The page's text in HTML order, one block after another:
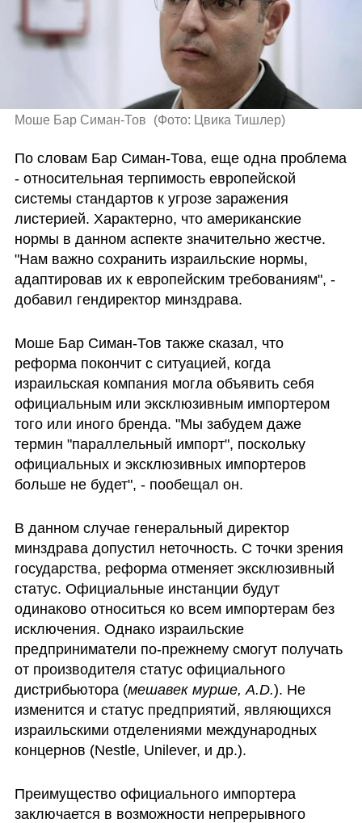
Моше Бар Симан-Тов (Фото: Цвика Тишлер)
По словам Бар Симан-Това, еще одна проблема
- относительная терпимость европейской
системы стандартов к угрозе заражения
листерией. Характерно, что американские
нормы в данном аспекте значительно жестче.
"Нам важно сохранить израильские нормы,
адаптировав их к европейским требованиям", -
добавил гендиректор минздрава.
Моше Бар Симан-Тов также сказал, что
реформа покончит с ситуацией, когда
израильская компания могла объявить себя
официальным или эксклюзивным импортером
того или иного бренда. "Мы забудем даже
термин "параллельный импорт", поскольку
официальных и эксклюзивных импортеров
больше не будет", - пообещал он.
В данном случае генеральный директор
минздрава допустил неточность. С точки зрения
государства, реформа отменяет эксклюзивный
статус. Официальные инстанции будут
одинаково относиться ко всем импортерам без
исключения. Однако израильские
предприниматели по-прежнему смогут получать
от производителя статус официального
дистрибьютора (мешавек мурше, A.D.). Не
изменится и статус предприятий, являющихся
израильскими отделениями международных
концернов (Nestle, Unilever, и др.).
Преимущество официального импортера
заключается в возможности непрерывного